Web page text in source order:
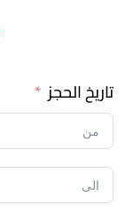
تاريخ الحجز